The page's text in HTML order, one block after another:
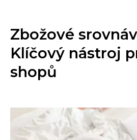
Zbožové
Klíčový nástroj
shopů